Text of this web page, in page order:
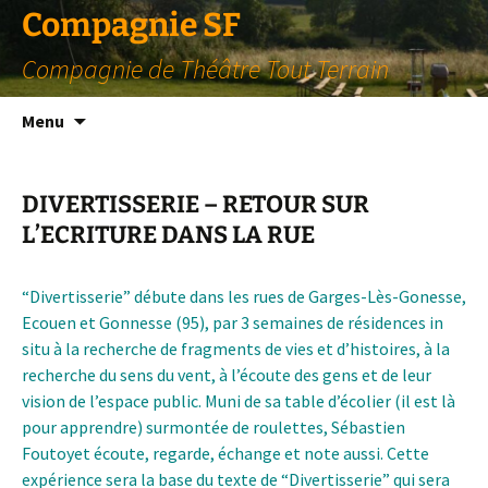
Compagnie SF
Compagnie de Théâtre Tout Terrain
Menu
DIVERTISSERIE – RETOUR SUR
L’ECRITURE DANS LA RUE
“Divertisserie” débute dans les rues de Garges-Lès-Gonesse,
Ecouen et Gonnesse (95), par 3 semaines de résidences in
situ à la recherche de fragments de vies et d’histoires, à la
recherche du sens du vent, à l’écoute des gens et de leur
vision de l’espace public. Muni de sa table d’écolier (il est là
pour apprendre) surmontée de roulettes, Sébastien
Foutoyet écoute, regarde, échange et note aussi. Cette
expérience sera la base du texte de “Divertisserie” qui sera